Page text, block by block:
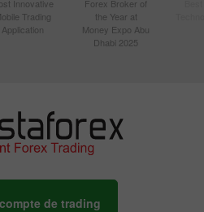
Innovative
Trading
Application
Forex Broker of
the Year at
Money Expo Abu
Dhabi 2025
de trading